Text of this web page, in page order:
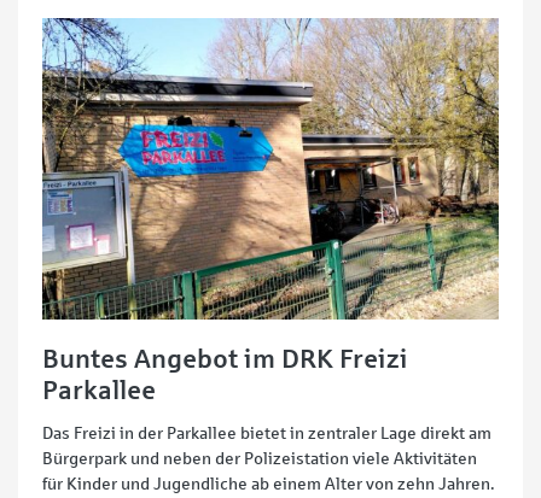
Buntes Angebot im DRK Freizi
Parkallee
Das Freizi in der Parkallee bietet in zentraler Lage direkt am
Bürgerpark und neben der Polizeistation viele Aktivitäten
für Kinder und Jugendliche ab einem Alter von zehn Jahren.